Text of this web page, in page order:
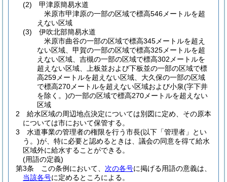
(2)
甲津原簡易水道
米原市甲津原の一部の区域で標高546メートルを超
えない区域
(3)
伊吹北部簡易水道
米原市曲谷の一部の区域で標高345メートルを超え
ない区域、甲賀の一部の区域で標高325メートルを超
えない区域、吉槻の一部の区域で標高302メートルを
超えない区域、上板並および下板並の一部の区域で標
高259メートルを超えない区域、大久保の一部の区域
で標高270メートルを超えない区域および小泉(字下井
を除く。)の一部の区域で標高270メートルを超えない
区域
2
給水区域の周辺地点決定については別図に定め、その原本
については市において保管する。
3
水道事業の管理者の権限を行う市長(以下「管理者」とい
う。)が、特に必要と認めるときは、議会の同意を得て給水
区域外に給水することができる。
(用語の定義)
第3条
この条例において、 次の各号に掲げる用語の意義は、
当該各号に定めるところによる。